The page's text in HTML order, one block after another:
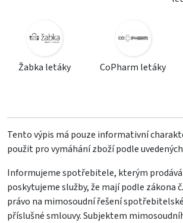
Žabka letáky CoPharm letáky
Tento výpis má pouze informativní
použit pro vymáhání zboží podle
Informujeme spotřebitele, kterým
poskytujeme služby, že mají podle zákona
právo na mimosoudní řešení
příslušné smlouvy. Subjektem